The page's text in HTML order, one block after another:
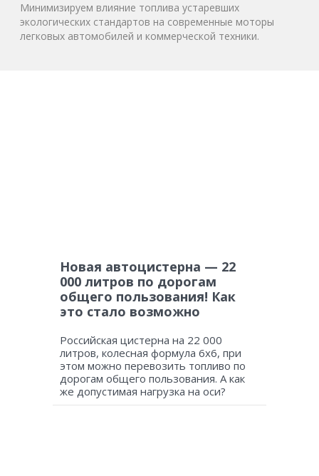
Минимизируем влияние топлива устаревших
экологических стандартов на современные моторы
легковых автомобилей и коммерческой техники.
Новая автоцистерна — 22
000 литров по дорогам
общего пользования! Как
это стало возможно
Российская цистерна на 22 000
литров, колесная формула 6х6, при
этом можно перевозить топливо по
дорогам общего пользования. А как
же допустимая нагрузка на оси?